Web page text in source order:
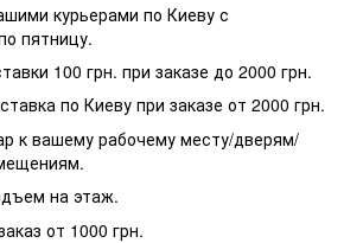
курьерами по Киеву с
пятницу.
100 грн. при заказе до 2000 грн.
по Киеву при заказе от 2000 грн.
к вашему рабочему месту/дверям/
на этаж.
от 1000 грн.